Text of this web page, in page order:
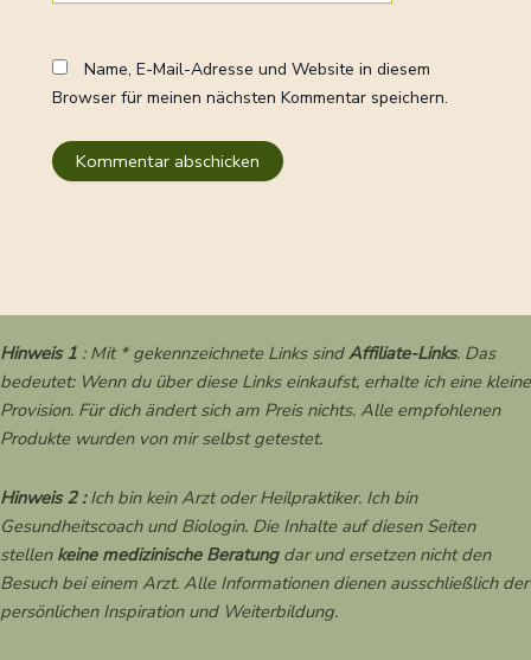
Name, E-Mail-Adresse und Website in diesem
Browser für meinen nächsten Kommentar speichern.
Hinweis 1 : Mit * gekennzeichnete Links sindAffiliate-Links. Das
bedeutet: Wenn du über diese Links einkaufst, erhalte ich eine kleine
Provision. Für dich ändert sich am Preis nichts. Alle empfohlenen
Produkte wurden von mir selbst getestet.
Hinweis 2 :Ich bin kein Arzt oder Heilpraktiker. Ich bin
Gesundheitscoach und Biologin. Die Inhalte auf diesen Seiten
stellen keine medizinische Beratung dar und ersetzen nicht den
Besuch bei einem Arzt. Alle Informationen dienen ausschließlich der
persönlichen Inspiration und Weiterbildung.